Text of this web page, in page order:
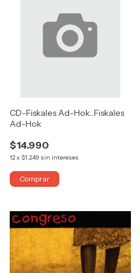
CD-Fiskales Ad-Hok...Fiskales
Ad-Hok
$14.990
12x $1.249 sin intereses